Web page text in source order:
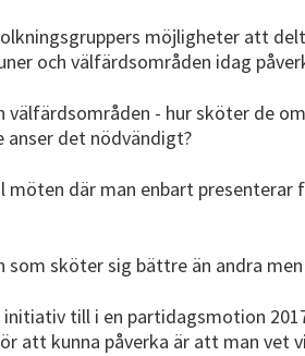
möjligheter att
och välfärdsområden idag
- hur sköter de
anser det nödvändigt?
där man enbart
sköter sig bättre än andra
till i en partidagsmotion
att kunna påverka är att man vet